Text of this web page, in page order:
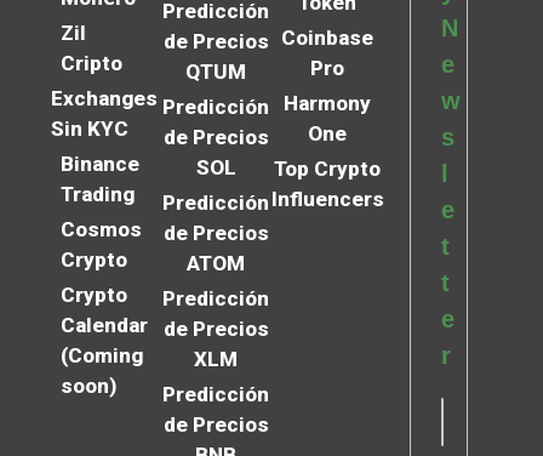
Zil
Cripto
Exchanges
Sin KYC
Binance
Trading
Cosmos
Crypto
Crypto
Calendar
(Coming
soon)
Predicción
de Precios
QTUM
Predicción
de Precios
SOL
Predicción
de Precios
ATOM
Predicción
de Precios
XLM
Predicción
de Precios
Coinbase
Pro
Harmony
One
Top Crypto
Influencers
N
e
w
s
e
t
t
e
r